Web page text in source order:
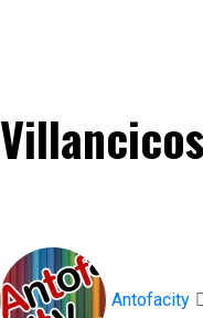
Antofacity